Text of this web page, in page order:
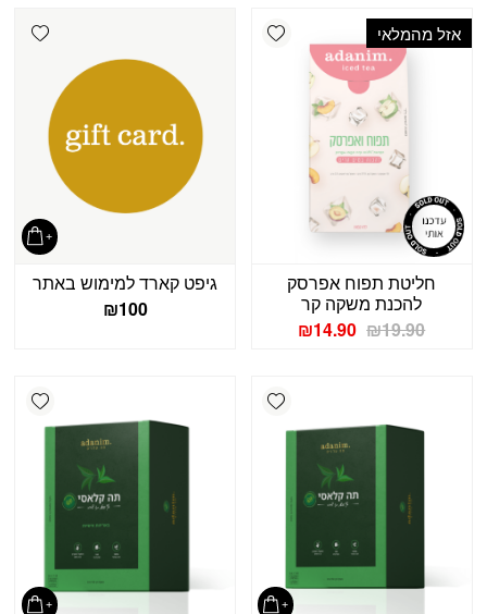
Add wishlist אזל מהמלאי
חליטת תפוח אפרסק
להכנת משקה קר
₪19.90
המחיר₪14.90
המחיר
₪14.90.
גיפט קארד למימוש באתר
₪100
Add wishlist